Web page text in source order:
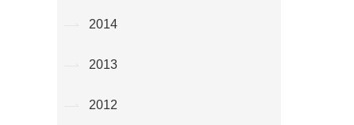
2014
2013
2012